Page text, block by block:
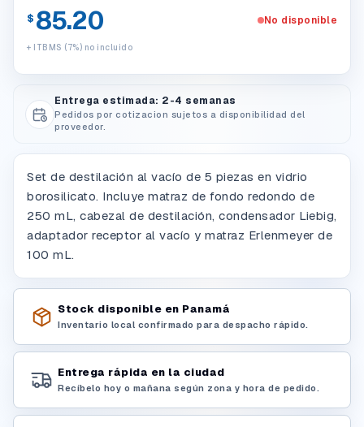
$ 85.20
+ ITBMS (7%) no incluido
No disponible
Entrega estimada: 2-4 semanas
Pedidos por cotizacion sujetos a disponibilidad del
proveedor.
Set de destilación al vacío de 5 piezas en vidrio
borosilicato. Incluye matraz de fondo redondo de
250 mL, cabezal de destilación, condensador Liebig,
adaptador receptor al vacío y matraz Erlenmeyer de
100 mL.
Stock disponible en Panamá
Inventario local confirmado para despacho rápido.
Entrega rápida en la ciudad
Recíbelo hoy o mañana según zona y hora de pedido.